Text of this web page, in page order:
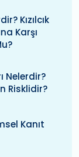
Kızılcık
Karşı
Nelerdir?
Risklidir?
Kanıt